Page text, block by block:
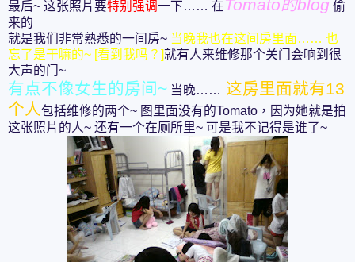
最后~ 这张照片要特别强调一下…… 在Tomato的blog 偷
来的
就是我们非常熟悉的一间房~ 当晚我也在这间房里面…… 也
忘了是干嘛的~ [看到我吗？]就有人来维修那个关门会响到很
大声的门~
有点不像女生的房间~ 当晚…… 这房里面就有13
个人包括维修的两个~ 图里面没有的Tomato，因为她就是拍
这张照片的人~ 还有一个在厕所里~ 可是我不记得是谁了~